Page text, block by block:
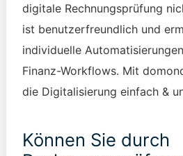
digitale Rechnungsprüfung
ist benutzerfreundlich und
individuelle
Finanz-Workflows. Mit
die Digitalisierung einfach &
Können Sie durch